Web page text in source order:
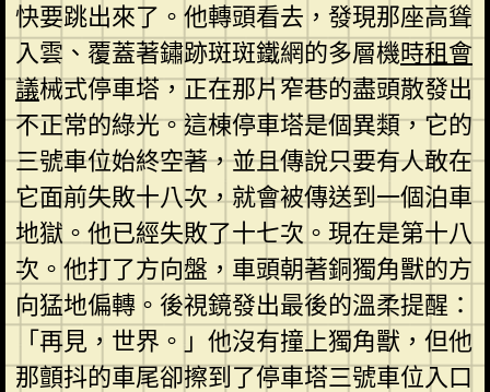
快要跳出來了。他轉頭看去，發現那座高聳
入雲、覆蓋著鏽跡斑斑鐵網的多層機時租會
議械式停車塔，正在那片窄巷的盡頭散發出
不正常的綠光。這棟停車塔是個異類，它的
三號車位始終空著，並且傳說只要有人敢在
它面前失敗十八次，就會被傳送到一個泊車
地獄。他已經失敗了十七次。現在是第十八
次。他打了方向盤，車頭朝著銅獨角獸的方
向猛地偏轉。後視鏡發出最後的溫柔提醒：
「再見，世界。」他沒有撞上獨角獸，但他
那顫抖的車尾卻擦到了停車塔三號車位入口